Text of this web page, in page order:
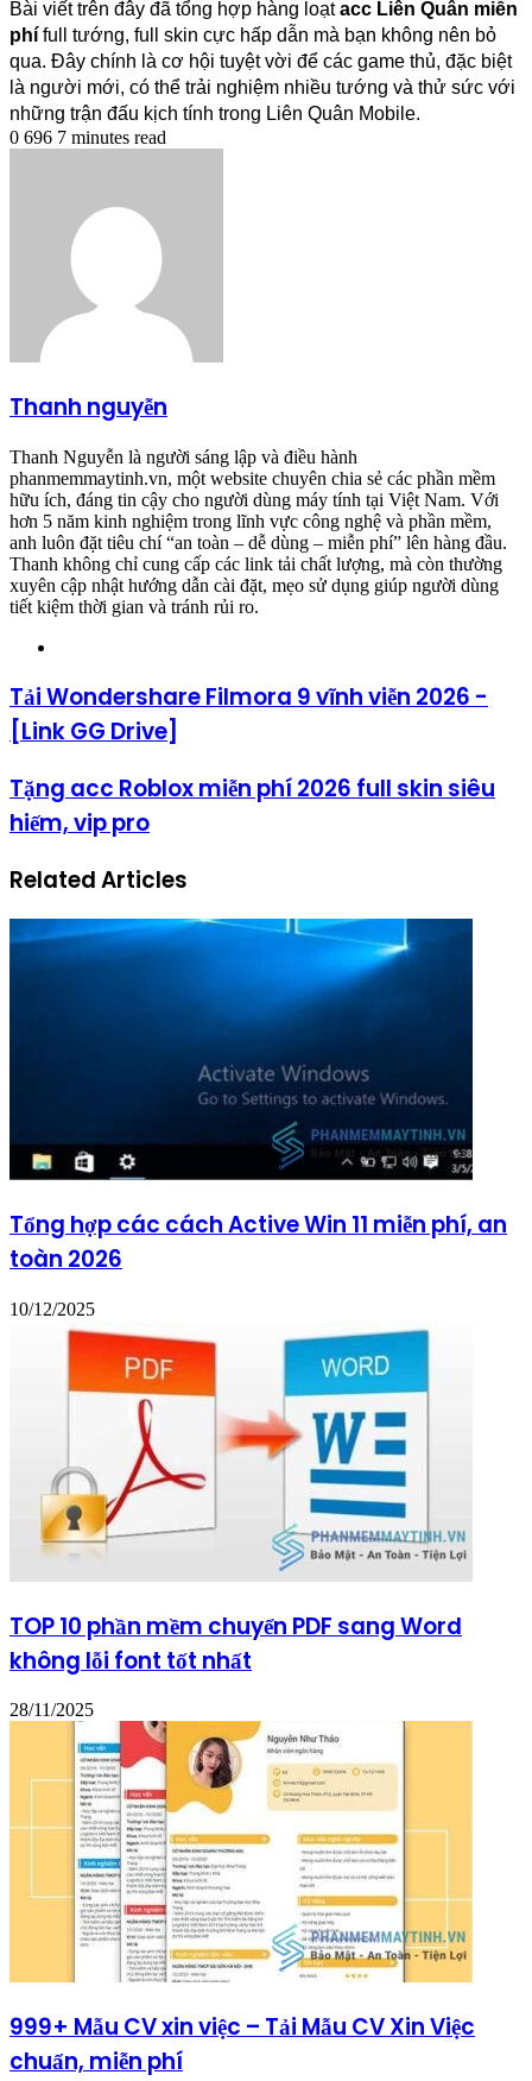
Bài viết trên đây đã tổng hợp hàng loạt acc Liên Quân miễn
phí full tướng, full skin cực hấp dẫn mà bạn không nên bỏ
qua. Đây chính là cơ hội tuyệt vời để các game thủ, đặc biệt
là người mới, có thể trải nghiệm nhiều tướng và thử sức với
những trận đấu kịch tính trong Liên Quân Mobile.
0 696 7 minutes read
Thanh nguyễn
Thanh Nguyễn là người sáng lập và điều hành
phanmemmaytinh.vn, một website chuyên chia sẻ các phần mềm
hữu ích, đáng tin cậy cho người dùng máy tính tại Việt Nam. Với
hơn 5 năm kinh nghiệm trong lĩnh vực công nghệ và phần mềm,
anh luôn đặt tiêu chí “an toàn – dễ dùng – miễn phí” lên hàng đầu.
Thanh không chỉ cung cấp các link tải chất lượng, mà còn thường
xuyên cập nhật hướng dẫn cài đặt, mẹo sử dụng giúp người dùng
tiết kiệm thời gian và tránh rủi ro.
Tải Wondershare Filmora 9 vĩnh viễn 2026 -
[Link GG Drive]
Tặng acc Roblox miễn phí 2026 full skin siêu
hiếm, vip pro
Related Articles
Tổng hợp các cách Active Win 11 miễn phí, an
toàn 2026
10/12/2025
TOP 10 phần mềm chuyển PDF sang Word
không lỗi font tốt nhất
28/11/2025
999+ Mẫu CV xin việc – Tải Mẫu CV Xin Việc
chuẩn, miễn phí